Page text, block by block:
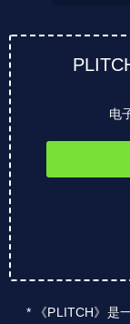
电
* 《PLITCH》是